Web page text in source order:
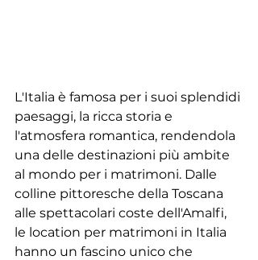
L'Italia è famosa per i suoi splendidi
paesaggi, la ricca storia e
l'atmosfera romantica, rendendola
una delle destinazioni più ambite
al mondo per i matrimoni. Dalle
colline pittoresche della Toscana
alle spettacolari coste dell'Amalfi,
le location per matrimoni in Italia
hanno un fascino unico che